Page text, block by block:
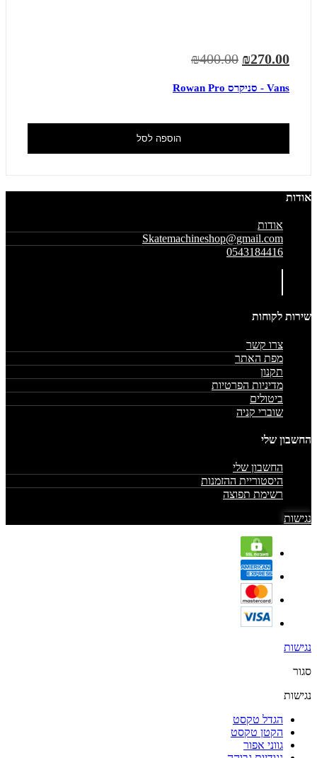
₪270.00
₪400.00
Vans - סניקרס Rowan Pro
הוספה לסל
אודות
אודות
Skatemachineshop@gmail.com
0543184416
שירות לקוחות
צרו קשר
מפת האתר
תקנון
מדיניות הפרטיות
ביטולים
שוברי קניה
החשבון שלי
החשבון שלי
היסטוריית ההזמנות
רשימת תפוצה
נגישות
נגישות
סגור
נגישות
הגדל טקסט
הקטן טקסט
גווני אפור